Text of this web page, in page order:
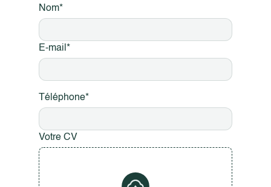
Nom*
E-mail*
Téléphone*
Votre CV